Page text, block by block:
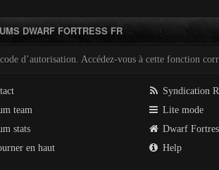
DWARF FORTRESS FR
d’autorisation. Accédez-vous à cette fonction
team
stats
en haut
Syndication
Lite mode
Dwarf
Help